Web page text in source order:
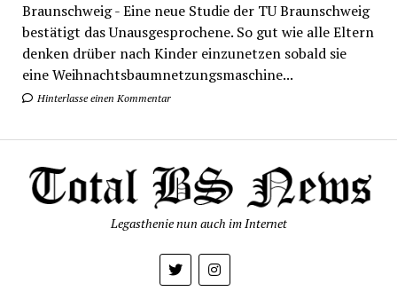
Braunschweig - Eine neue Studie der TU Braunschweig
bestätigt das Unausgesprochene. So gut wie alle Eltern
denken drüber nach Kinder einzunetzen sobald sie
eine Weihnachtsbaumnetzungsmaschine...
Hinterlasse einen Kommentar
Legasthenie nun auch im Internet